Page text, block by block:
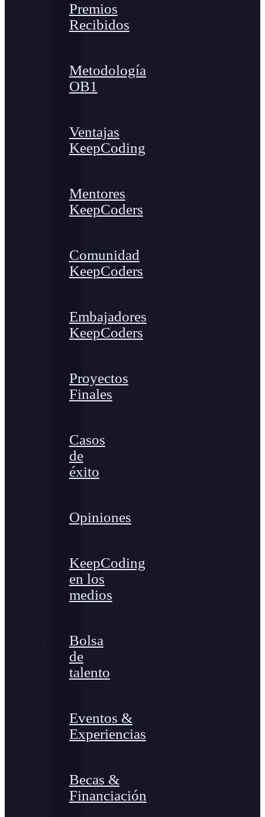
Premios
Recibidos
Metodología
OB1
Ventajas
KeepCoding
Mentores
KeepCoders
Comunidad
KeepCoders
Embajadores
KeepCoders
Proyectos
Finales
Casos
de
éxito
Opiniones
KeepCoding
en los
medios
Bolsa
de
talento
Eventos &
Experiencias
Becas &
Financiación